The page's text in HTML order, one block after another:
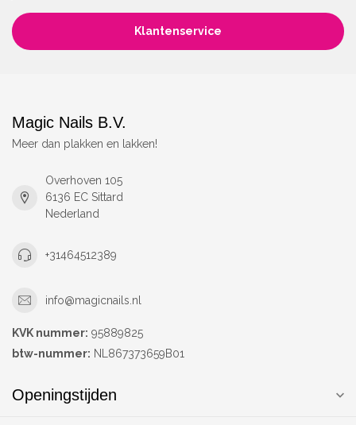
Klantenservice
Magic Nails B.V.
Meer dan plakken en lakken!
Overhoven 105
6136 EC Sittard
Nederland
+31464512389
info@magicnails.nl
KVK nummer: 95889825
btw-nummer: NL867373659B01
Openingstijden